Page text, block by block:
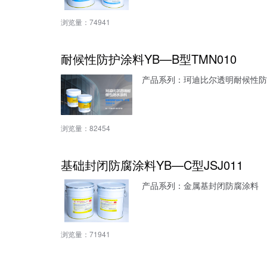
浏览量： 74941
耐候性防护涂料YB—B型TMN010
产品系列：珂迪比尔透明耐候性
浏览量： 82454
基础封闭防腐涂料YB—C型JSJ011
产品系列：金属基封闭防腐涂料
浏览量： 71941